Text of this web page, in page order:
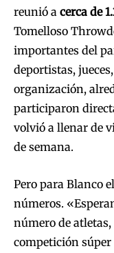
reunió a cerca de
Tomelloso
importantes del
deportistas,
organización,
participaron
volvió a llenar de
de semana.
Pero para Blanco
números.
número de
competición